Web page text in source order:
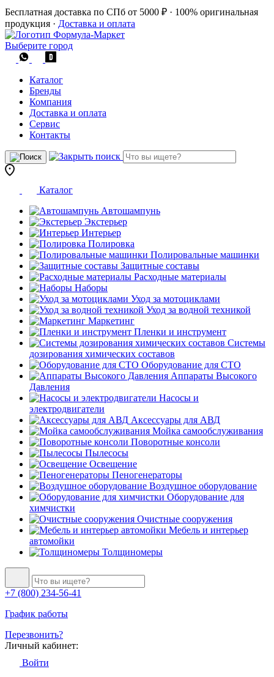
Бесплатная доставка по СПб от 5000 ₽ · 100% оригинальная
продукция · Доставка и оплата
Выберите город
Каталог
Бренды
Компания
Доставка и оплата
Сервис
Контакты
Каталог
Автошампунь
Экстерьер
Интерьер
Полировка
Полировальные машинки
Защитные составы
Расходные материалы
Наборы
Уход за мотоциклами
Уход за водной техникой
Маркетинг
Пленки и инструмент
Системы
дозирования химических составов
Оборудование для СТО
Аппараты Высокого
Давления
Насосы и
электродвигатели
Аксессуары для АВД
Мойка самообслуживания
Поворотные консоли
Пылесосы
Освещение
Пеногенераторы
Воздушное оборудование
Оборудование для
химчистки
Очистные сооружения
Мебель и интерьер
автомойки
Толщиномеры
+7 (800) 234-56-41
График работы
Перезвонить?
Личный кабинет:
Войти